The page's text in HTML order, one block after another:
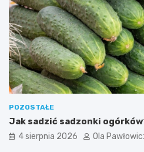
POZOSTAŁE
Jak sadzić sadzonki
4 sierpnia 2026 Ola